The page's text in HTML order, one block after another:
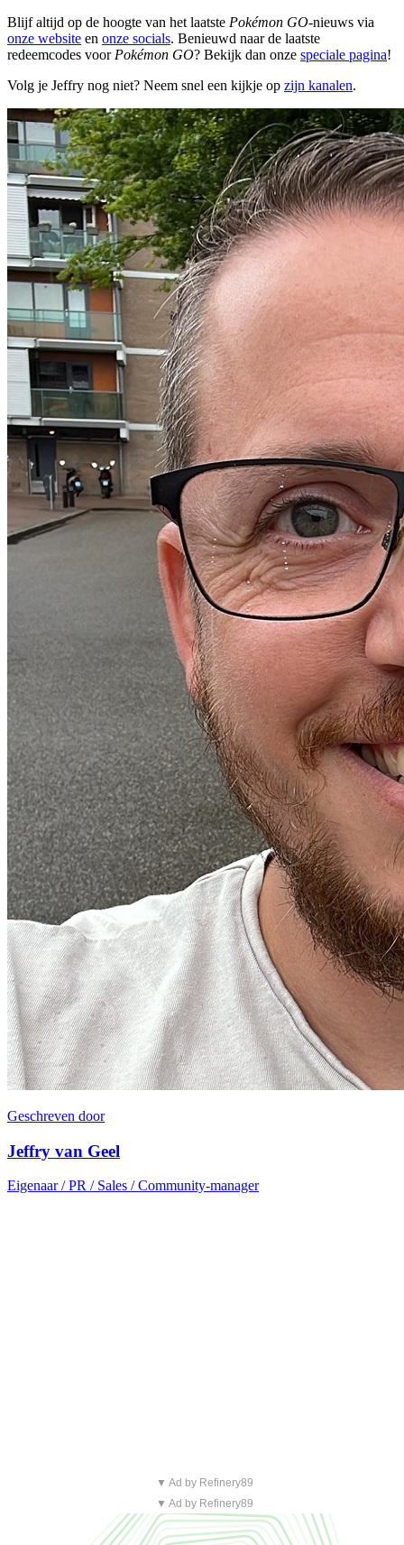
Blijf altijd op de hoogte van het laatste Pokémon GO-nieuws via
onze website en onze socials. Benieuwd naar de laatste
redeemcodes voor Pokémon GO? Bekijk dan onze speciale pagina!
Volg je Jeffry nog niet? Neem snel een kijkje op zijn kanalen.
Geschreven door
Jeffry van Geel
Eigenaar / PR / Sales / Community-manager
▼ Ad by Refinery89
▼ Ad by Refinery89